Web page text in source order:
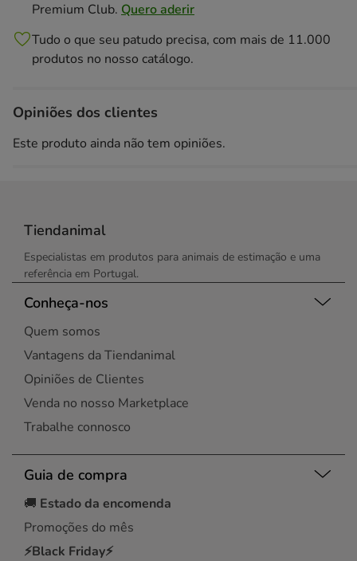
Premium Club. Quero aderir
Tudo o que seu patudo precisa, com mais de 11.000
produtos no nosso catálogo.
Opiniões dos clientes
Este produto ainda não tem opiniões.
Tiendanimal
Especialistas em produtos para animais de estimação e uma
referência em Portugal.
Conheça-nos
Quem somos
Vantagens da Tiendanimal
Opiniões de Clientes
Venda no nosso Marketplace
Trabalhe connosco
Guia de compra
🚚 Estado da encomenda
Promoções do mês
⚡Black Friday⚡